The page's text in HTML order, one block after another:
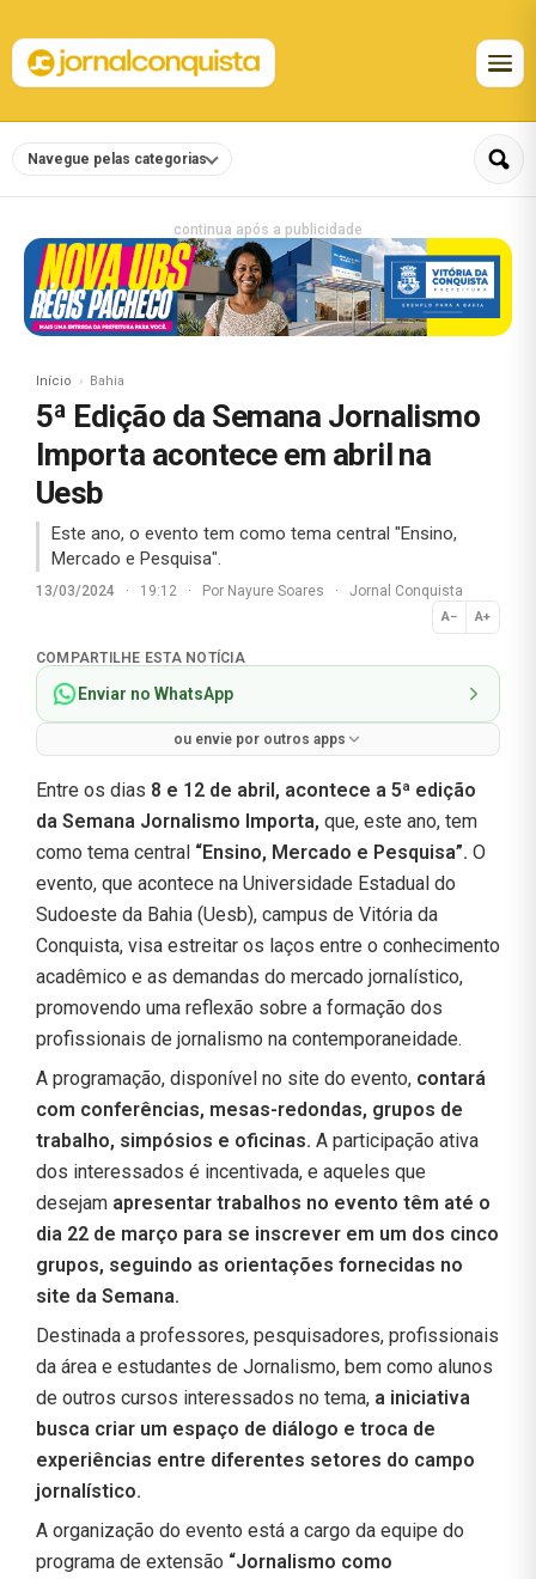
Navegue pelas categorias
continua após a publicidade
Início Bahia
5ª Edição da Semana Jornalismo
Importa acontece em abril na
Uesb
Este ano, o evento tem como tema central "Ensino,
Mercado e Pesquisa".
13/03/2024 · 19:12 · Por Nayure Soares · Jornal Conquista
A− A+
Normal
COMPARTILHE ESTA NOTÍCIA
Enviar no WhatsApp
ou envie por outros apps
Entre os dias 8 e 12 de abril, acontece a 5ª edição
da Semana Jornalismo Importa, que, este ano, tem
como tema central “Ensino, Mercado e Pesquisa”. O
evento, que acontece na Universidade Estadual do
Sudoeste da Bahia (Uesb), campus de Vitória da
Conquista, visa estreitar os laços entre o conhecimento
acadêmico e as demandas do mercado jornalístico,
promovendo uma reflexão sobre a formação dos
profissionais de jornalismo na contemporaneidade.
A programação, disponível no site do evento, contará
com conferências, mesas-redondas, grupos de
trabalho, simpósios e oficinas. A participação ativa
dos interessados é incentivada, e aqueles que
desejam apresentar trabalhos no evento têm até o
dia 22 de março para se inscrever em um dos cinco
grupos, seguindo as orientações fornecidas no
site da Semana.
Destinada a professores, pesquisadores, profissionais
da área e estudantes de Jornalismo, bem como alunos
de outros cursos interessados no tema, a iniciativa
busca criar um espaço de diálogo e troca de
experiências entre diferentes setores do campo
jornalístico.
A organização do evento está a cargo da equipe do
programa de extensão “Jornalismo como